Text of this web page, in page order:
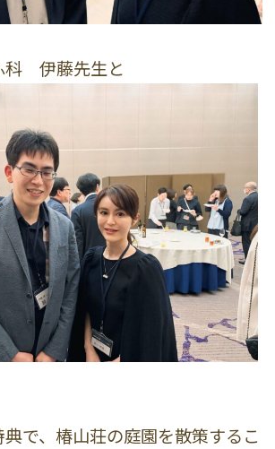
科 伊藤先生と
で、椿山荘の庭園を散策するこ